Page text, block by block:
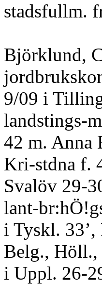
stadsfullm.
Björklund,
9/09 i
landstings-
42 m. Anna
Kri-stdna f.
Svalöv 29-
lant-
i Tyskl.
Belg., Höll.,
i Uppl. 26-